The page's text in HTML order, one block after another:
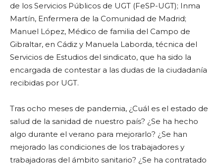
de los Servicios Públicos de UGT (FeSP-UGT); Inma
Martín, Enfermera de la Comunidad de Madrid;
Manuel López, Médico de familia del Campo de
Gibraltar, en Cádiz y Manuela Laborda, técnica del
Servicios de Estudios del sindicato, que ha sido la
encargada de contestar a las dudas de la ciudadanía
recibidas por UGT.
Tras ocho meses de pandemia, ¿Cuál es el estado de
salud de la sanidad de nuestro país? ¿Se ha hecho
algo durante el verano para mejorarlo? ¿Se han
mejorado las condiciones de los trabajadores y
trabajadoras del ámbito sanitario? ¿Se ha contratado